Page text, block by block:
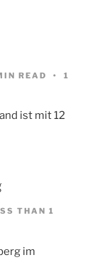
READ
1
ist mit 12
THAN 1
im